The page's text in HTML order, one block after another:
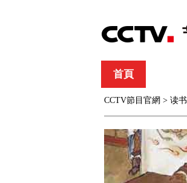
首頁
綜合 新聞 財經
CCTV節目官網 > 读书